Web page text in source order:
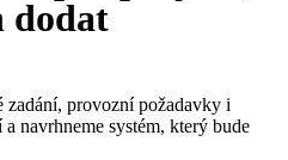
dodat
zadání, provozní požadavky i
navrhneme systém, který bude